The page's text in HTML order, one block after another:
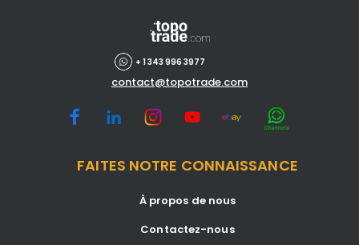
+ 1 343 996 3977
contact@topotrade.com
FAITES NOTRE CONNAISSANCE
À propos de nous
Contactez-nous